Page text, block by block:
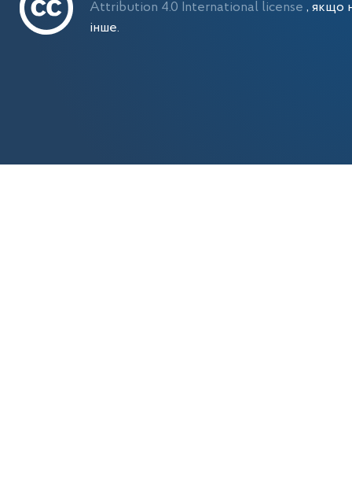
Attribution 4.0 International license, якщо
інше.